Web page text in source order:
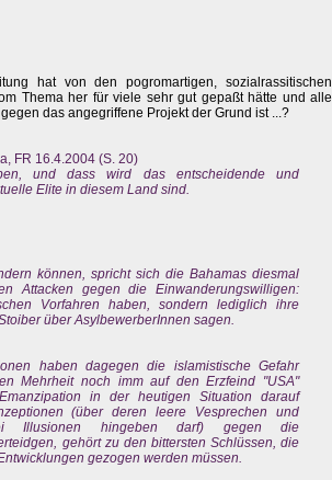
hat von den pogromartigen, sozialrassitischen
Thema her für viele sehr gut gepaßt hätte und alle
das angegriffene Projekt der Grund ist ...?
FR 16.4.2004 (S. 20)
und dass wird das entscheidende und
Elite in diesem Land sind.
können, spricht sich die Bahamas diesmal
Attacken gegen die Einwanderungswilligen:
Vorfahren haben, sondern lediglich ihre
über AsylbewerberInnen sagen.
haben dagegen die islamistische Gefahr
Mehrheit noch imm auf den Erzfeind "USA"
in der heutigen Situation darauf
(über deren leere Vesprechen und
Illusionen hingeben darf) gegen die
gehört zu den bittersten Schlüssen, die
gezogen werden müssen.